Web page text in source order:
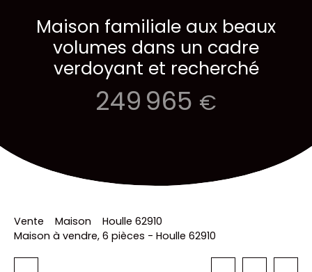
Maison familiale aux beaux
volumes dans un cadre
verdoyant et recherché
249 965 €
Vente Maison
Houlle 62910
Maison à vendre, 6 pièces - Houlle 62910